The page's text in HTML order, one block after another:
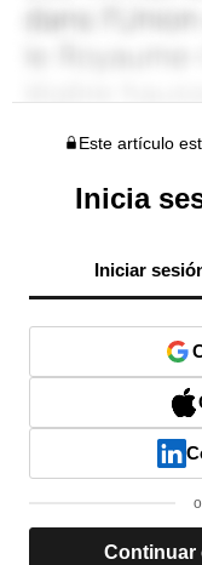
Este artículo
Inicia
Iniciar
Continuar